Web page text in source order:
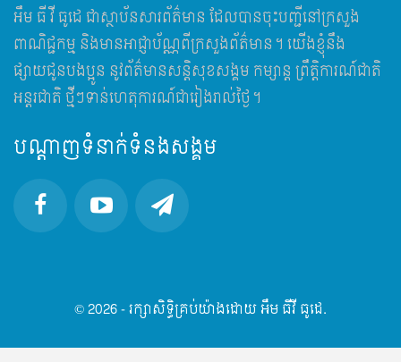
អឹម​ ធី វី ធូដេ ជាស្ថាប័នសារព័ត៌មាន ដែលបានចុះបញ្ជីនៅក្រសួង
ពាណិជ្ជកម្ម និងមានអាជ្ញាប័ណ្ណពីក្រសួងព័ត៌មាន។ យើងខ្ញុំនឹង
ផ្សាយជូនបងប្អូន នូវព័ត៌មានសន្តិសុខសង្គម កម្សាន្ត ព្រឹត្តិការណ៍ជាតិ
អន្តរជាតិ ថ្មីៗទាន់ហេតុការណ៍ជារៀងរាល់ថ្ងៃ។
បណ្តាញទំនាក់ទំនងសង្គម
© 2026 - រក្សាសិទ្ធិគ្រប់យ៉ាងដោយ អឹម ធីវី ធូដេ.